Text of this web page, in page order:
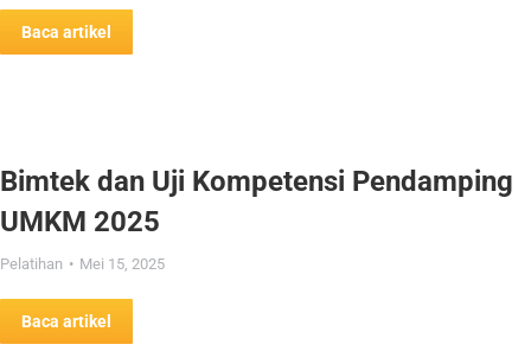
Baca artikel
Bimtek dan Uji Kompetensi Pendamping
UMKM 2025
Pelatihan Mei 15, 2025
Baca artikel